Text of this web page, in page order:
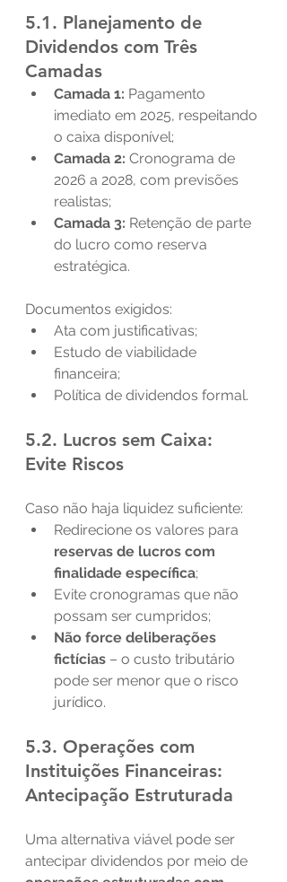
5.1. Planejamento de
Dividendos com Três
Camadas
Camada 1: Pagamento
imediato em 2025, respeitando
o caixa disponível;
Camada 2: Cronograma de
2026 a 2028, com previsões
realistas;
Camada 3: Retenção de parte
do lucro como reserva
estratégica.
Documentos exigidos:
Ata com justificativas;
Estudo de viabilidade
financeira;
Política de dividendos formal.
5.2. Lucros sem Caixa:
Evite Riscos
Caso não haja liquidez suficiente:
Redirecione os valores para
reservas de lucros com
finalidade específica;
Evite cronogramas que não
possam ser cumpridos;
Não force deliberações
fictícias – o custo tributário
pode ser menor que o risco
jurídico.
5.3. Operações com
Instituições Financeiras:
Antecipação Estruturada
Uma alternativa viável pode ser
antecipar dividendos por meio de